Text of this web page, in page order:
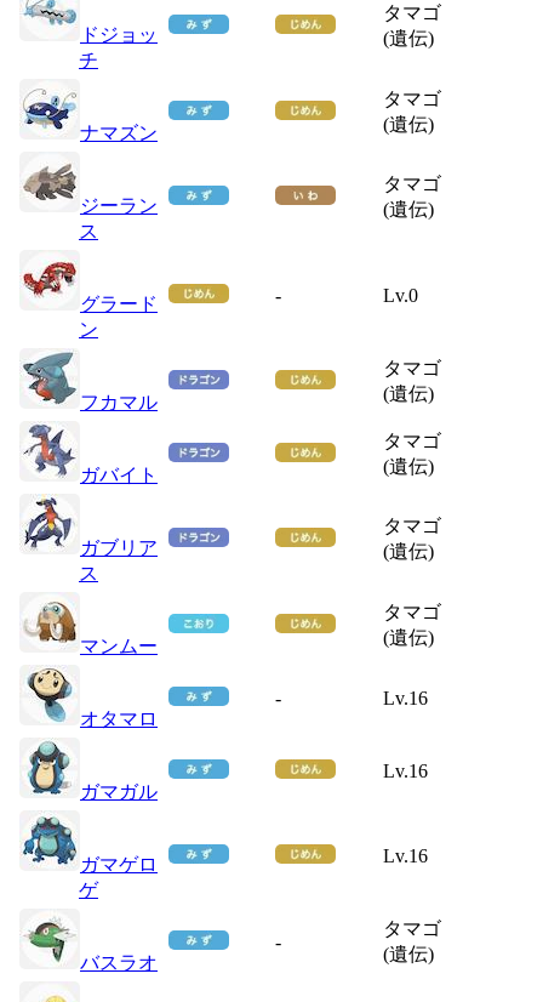
ドジョッ
チ
タマゴ
(遺伝)
ナマズン
タマゴ
(遺伝)
ジーラン
ス
タマゴ
(遺伝)
グラード
ン
- Lv.0
フカマル
タマゴ
(遺伝)
ガバイト
タマゴ
(遺伝)
ガブリア
ス
タマゴ
(遺伝)
マンムー
タマゴ
(遺伝)
オタマロ
- Lv.16
ガマガル
Lv.16
ガマゲロ
ゲ
Lv.16
バスラオ
-
タマゴ
(遺伝)